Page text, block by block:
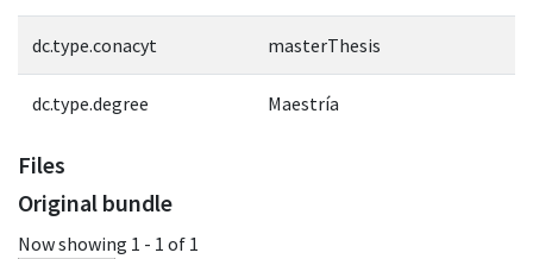
dc.type.conacyt masterThesis
dc.type.degree Maestría
Files
Original bundle
Now showing 1 - 1 of 1